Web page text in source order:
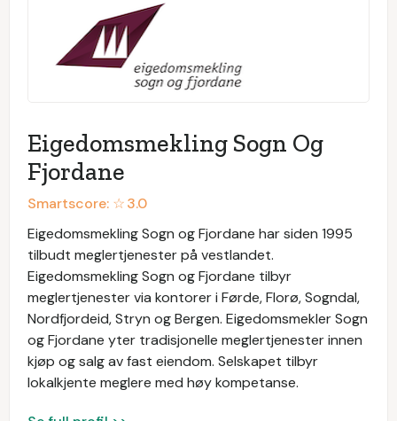
Eigedomsmekling Sogn Og
Fjordane
Smartscore: ☆3.0
Eigedomsmekling Sogn og Fjordane har siden 1995
tilbudt meglertjenester på vestlandet.
Eigedomsmekling Sogn og Fjordane tilbyr
meglertjenester via kontorer i Førde, Florø, Sogndal,
Nordfjordeid, Stryn og Bergen. Eigedomsmekler Sogn
og Fjordane yter tradisjonelle meglertjenester innen
kjøp og salg av fast eiendom. Selskapet tilbyr
lokalkjente meglere med høy kompetanse.